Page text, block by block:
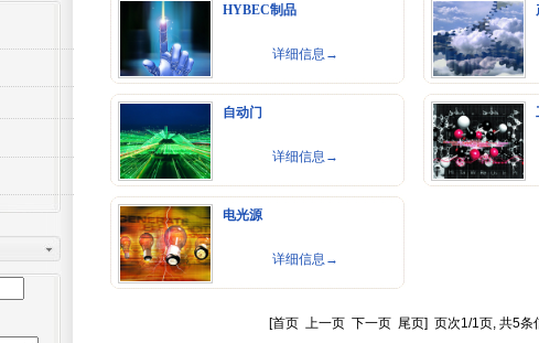
HYBEC制品
详细信息→
自动门
详细信息→
电光源
详细信息→
[首页 上一页 下一页 尾页] 页次1/1页, 共5条